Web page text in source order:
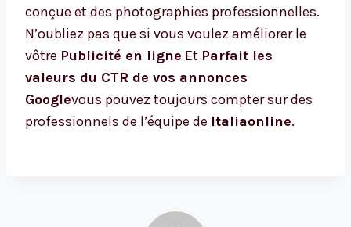
conçue et des photographies professionnelles.
N’oubliez pas que si vous voulez améliorer le
vôtre Publicité en ligne Et Parfait les
valeurs du CTR de vos annonces
Googlevous pouvez toujours compter sur des
professionnels de l’équipe de Italiaonline.